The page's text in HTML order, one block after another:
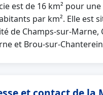
est de 16 km² pour
par km². Elle est
de Champs-sur-Marne,
et Brou-sur-